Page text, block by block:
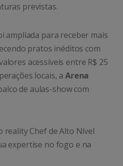
previstas.
para receber mais
pratos inéditos com
acessíveis entre R$ 25
locais, a Arena
de aulas-show com
reality Chef de Alto Nível
expertise no fogo e na